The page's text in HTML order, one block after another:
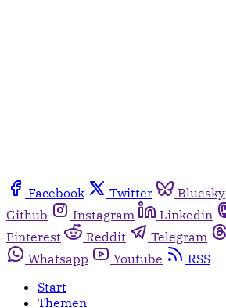
Facebook Twitter Bluesky
Github
Instagram Linkedin
Pinterest
Reddit Telegram
Whatsapp
Youtube
RSS
Start
Themen